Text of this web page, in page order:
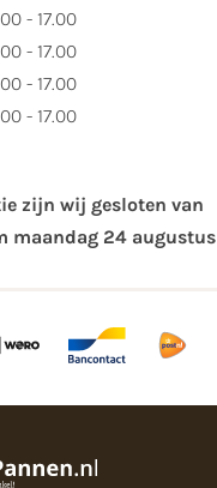
- 17.00
- 17.00
- 17.00
- 17.00
zijn wij gesloten van
maandag 24 augustus